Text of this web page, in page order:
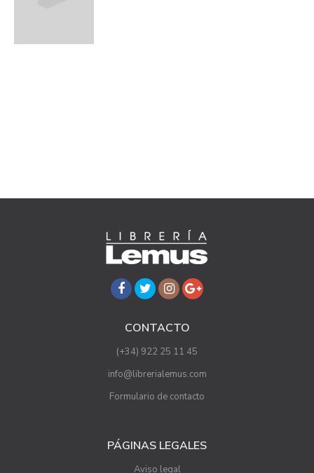
CONTACTO
(+34) 922 25 11 45
info@librerialemus.com
Formulario de contacto
PÁGINAS LEGALES
Aviso legal